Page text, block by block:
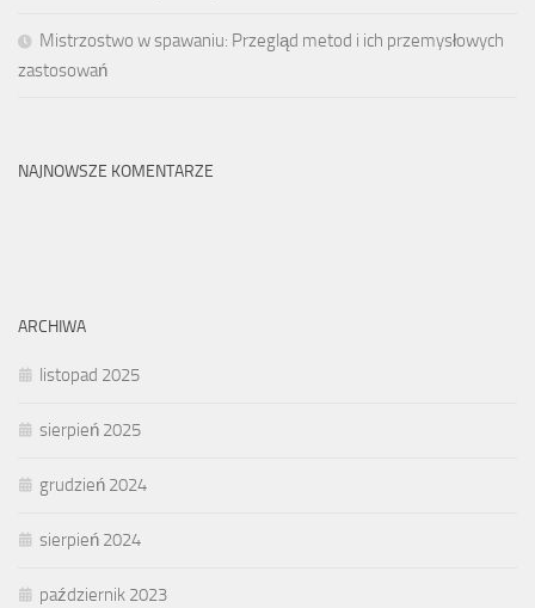
Mistrzostwo w spawaniu: Przegląd metod i ich przemysłowych
zastosowań
NAJNOWSZE KOMENTARZE
ARCHIWA
listopad 2025
sierpień 2025
grudzień 2024
sierpień 2024
październik 2023